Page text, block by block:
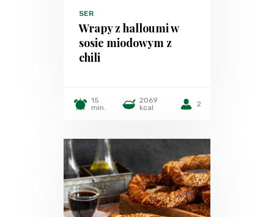
SER
Wrapy z halloumi w
sosie miodowym z
chili
15
min.
2069
kcal
2